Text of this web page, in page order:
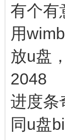
有个有
用
放u盘
2048
进度条
同u盘